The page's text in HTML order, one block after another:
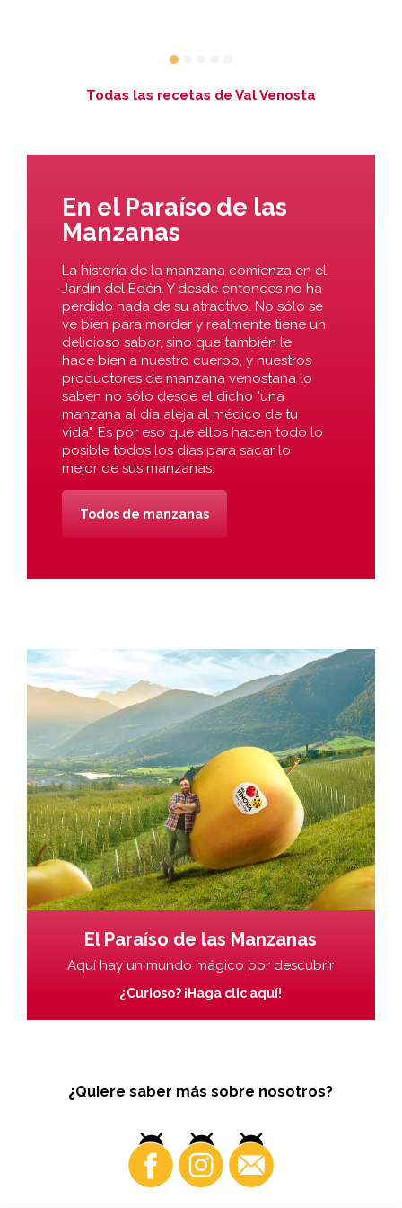
Todas las recetas de Val Venosta
En el Paraíso de las
Manzanas
La historia de la manzana comienza en el
Jardín del Edén. Y desde entonces no ha
perdido nada de su atractivo. No sólo se
ve bien para morder y realmente tiene un
delicioso sabor, sino que también le
hace bien a nuestro cuerpo, y nuestros
productores de manzana venostana lo
saben no sólo desde el dicho "una
manzana al día aleja al médico de tu
vida". Es por eso que ellos hacen todo lo
posible todos los días para sacar lo
mejor de sus manzanas.
Todos de manzanas
El Paraíso de las Manzanas
Aquí hay un mundo mágico por descubrir
¿Curioso? ¡Haga clic aquí!
¿Quiere saber más sobre nosotros?